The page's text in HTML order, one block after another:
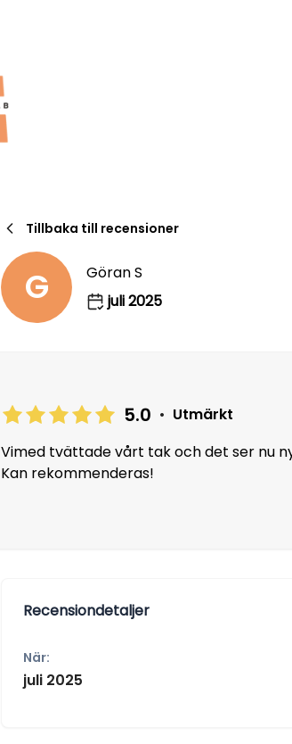
Tillbaka till recensioner
G
Göran S
juli 2025
5.0 • Utmärkt
Vimed tvättade vårt tak och det ser nu
Kan rekommenderas!
Recensiondetaljer
När:
juli 2025